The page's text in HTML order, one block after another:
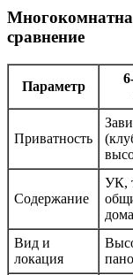
сравнение
Параметр
Приватность
Содержание
УК,
дома
Вид и
локация